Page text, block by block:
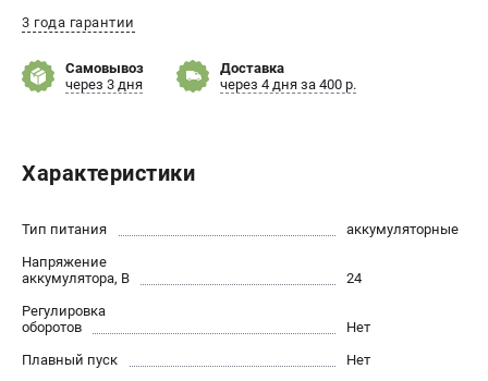
Политика обработки персональных данных
ИНФОРМАЦИЯ
Новости
Способы оплаты
Как нас найти
Пользовательское соглашение
3 года гарантии
Самовывоз
через 3 дня
Доставка
через 4 дня за 400 р.
Характеристики
Тип питания
аккумуляторные
Напряжение
аккумулятора, В
24
Регулировка
оборотов
Нет
Плавный пуск
Нет